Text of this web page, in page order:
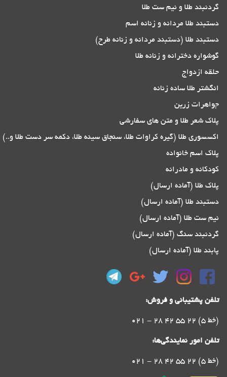
گردنبند طلا و نیم ست طلا
دستبند طلا مردانه و زنانه اسم
دستبند طلا (دستبند مردانه و زنانه طرح)
گوشواره دخترانه و زنانه طلا
حلقه ازدواج
انگشتر طلا ساده زنانه
جواهرات زرین
پلاک شعر طلا و متن های سفارشی
اکسسوری طلا (گیره کراوات طلا، سنجاق سینه طلا، دکمه سر دست طلا و..)
پلاک اسم خانواده
کودکانه و مادرانه
پلاک طلا (آماده ارسال)
دستبند طلا (آماده ارسال)
نیم ست طلا (آماده ارسال)
گردنبند سنگ (آماده ارسال)
پابند طلا (آماده ارسال)
تلفن پشتیبانی و فروش:
021 - 28 42 55 22 (5 خط)
تلفن امور نمایندگی‌ها:
021 - 28 42 55 22 (5 خط)